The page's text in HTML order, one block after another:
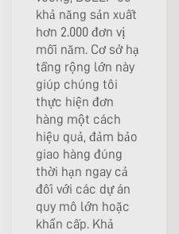
khả năng sản xuất
hơn 2.000 đơn vị
mỗi năm. Cơ sở hạ
tầng rộng lớn này
giúp chúng tôi
thực hiện đơn
hàng một cách
hiệu quả, đảm bảo
giao hàng đúng
thời hạn ngay cả
đối với các dự án
quy mô lớn hoặc
khẩn cấp. Khả